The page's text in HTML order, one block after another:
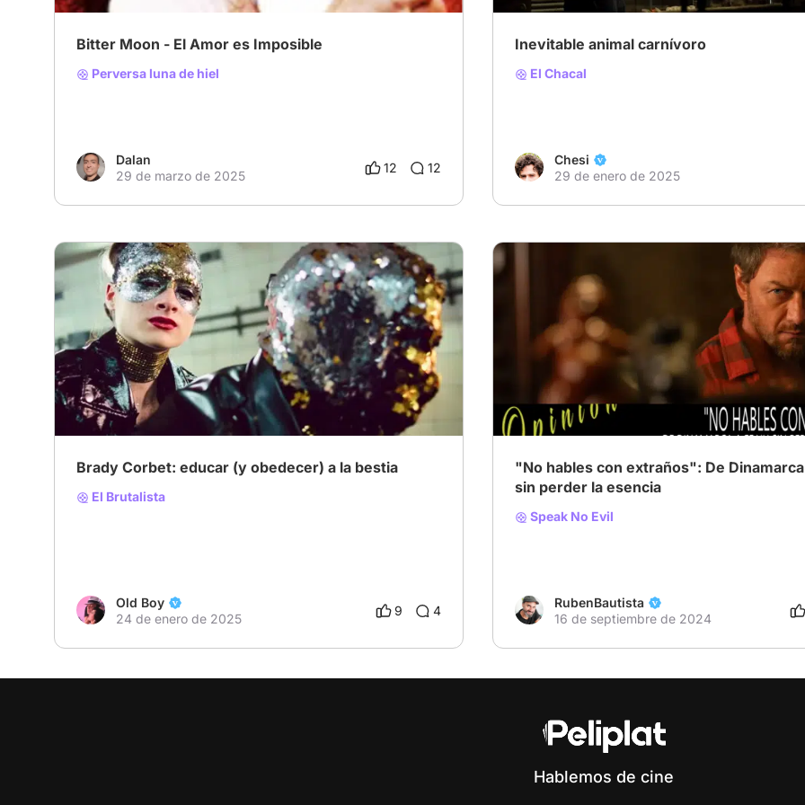
Bitter Moon - El Amor es Imposible
Perversa luna de hiel
Dalan
29 de marzo de 2025
12 12
Inevitable animal carnívoro
El Chacal
Chesi
29 de enero de 2025
Brady Corbet: educar (y obedecer) a la bestia
El Brutalista
Old Boy
24 de enero de 2025
9 4
"No hables con extraños": De Dinamarca
sin perder la esencia
Speak No Evil
RubenBautista
16 de septiembre de 2024
Hablemos de cine